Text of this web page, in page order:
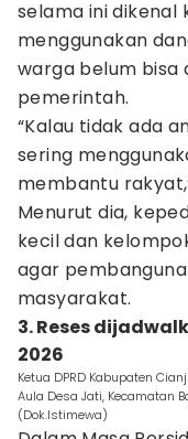
selama ini
menggunakan
warga belum bisa
pemerintah.
“Kalau tidak ada
sering
membantu
Menurut dia,
kecil dan
agar
masyarakat.
3. Reses
2026
Ketua DPRD Kabupaten
Aula Desa Jati, Kecamatan
(Dok.Istimewa)